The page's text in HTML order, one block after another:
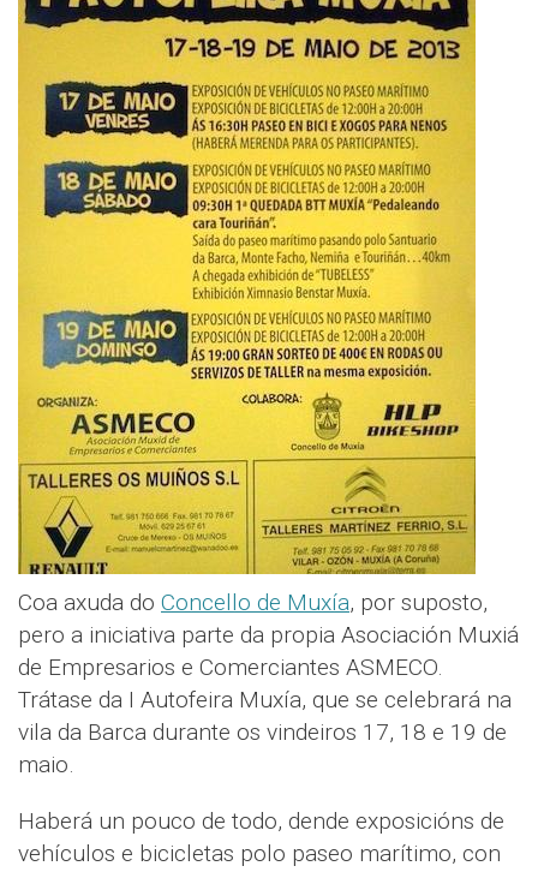
Coa axuda do Concello de Muxía, por suposto,
pero a iniciativa parte da propia Asociación Muxiá
de Empresarios e Comerciantes ASMECO.
Trátase da I Autofeira Muxía, que se celebrará na
vila da Barca durante os vindeiros 17, 18 e 19 de
maio.
Haberá un pouco de todo, dende exposicións de
vehículos e bicicletas polo paseo marítimo, con